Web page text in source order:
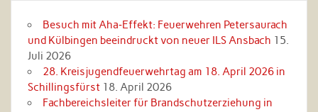
Besuch mit Aha‑Effekt: Feuerwehren Petersaurach
und Külbingen beeindruckt von neuer ILS Ansbach 15.
Juli 2026
28. Kreisjugendfeuerwehrtag am 18. April 2026 in
Schillingsfürst 18. April 2026
Fachbereichsleiter für Brandschutzerziehung in